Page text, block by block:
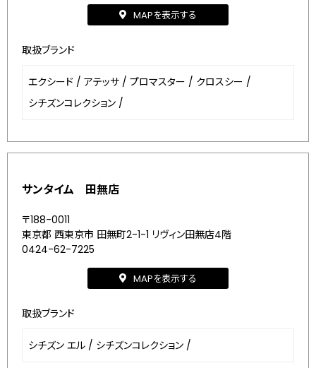
MAPを表示する
取扱ブランド
エクシード / アテッサ / プロマスター / クロスシー /
シチズンコレクション /
サンタイム 田無店
〒188-0011
東京都 西東京市 田無町2-1-1 リヴィン田無店4階
0424-62-7225
MAPを表示する
取扱ブランド
シチズン エル / シチズンコレクション /